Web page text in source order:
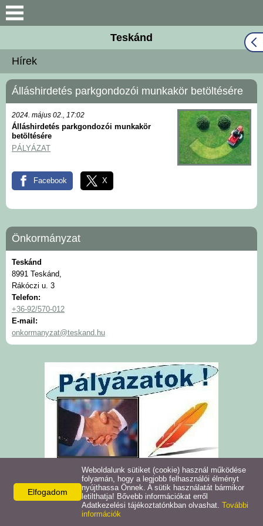
Keresés
Közös Önkormányzati
Hivatal
Naptár
Választási információk
Bemutatkozás
Falutörténet
Önkormányzat
Intézmények
Pályázatok
Galéria
Civil szervezetek
Szolgáltatások
Helyi vállalkozások
Helyi kiadványok
Teskánd
Hírek
Álláshirdetés parkgondozói munkakör betöltésére
2024. május 02., 17:02
Álláshirdetés parkgondozói munkakör
betöltésére
PÁLYÁZAT
Facebook X
Önkormányzat
Teskánd
8991 Teskánd,
Rákóczi u. 3
Telefon:
+36-92/570-012
E-mail:
onkormanyzat@teskand.hu
Elfogadom
Weboldalunk sütiket (cookie) használ működése
folyamán, hogy a legjobb felhasználói élményt
nyújthassa Önnek. A sütik használatát bármikor
letilthatja! Bővebb információkat erről
Adatkezelési tájékoztatónkban olvashat. További
információk